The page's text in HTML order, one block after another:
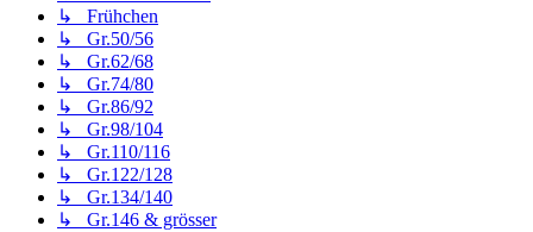
↳ Frühchen
↳ Gr.50/56
↳ Gr.62/68
↳ Gr.74/80
↳ Gr.86/92
↳ Gr.98/104
↳ Gr.110/116
↳ Gr.122/128
↳ Gr.134/140
↳ Gr.146 & grösser